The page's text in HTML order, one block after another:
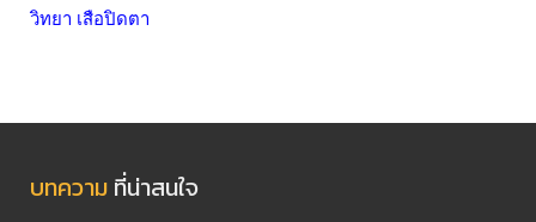
วิทยา เสือปิดตา
บทความ ที่น่าสนใจ